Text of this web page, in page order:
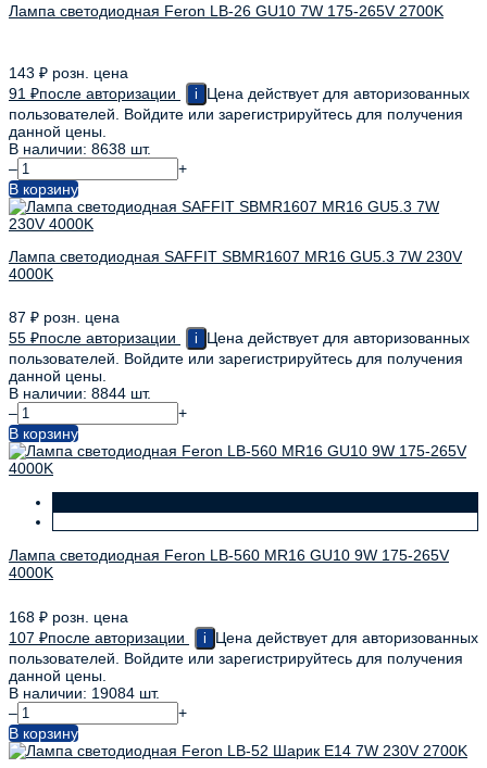
Лампа светодиодная Feron LB-26 GU10 7W 175-265V 2700K
143 ₽ розн. цена
91 ₽после авторизации i
Цена действует для авторизованных
пользователей. Войдите или зарегистрируйтесь для получения
данной цены.
В наличии: 8638 шт.
–
+
В корзину
Лампа светодиодная SAFFIT SBMR1607 MR16 GU5.3 7W 230V
4000K
87 ₽ розн. цена
55 ₽после авторизации i
Цена действует для авторизованных
пользователей. Войдите или зарегистрируйтесь для получения
данной цены.
В наличии: 8844 шт.
–
+
В корзину
Лампа светодиодная Feron LB-560 MR16 GU10 9W 175-265V
4000K
168 ₽ розн. цена
107 ₽после авторизации i
Цена действует для авторизованных
пользователей. Войдите или зарегистрируйтесь для получения
данной цены.
В наличии: 19084 шт.
–
+
В корзину